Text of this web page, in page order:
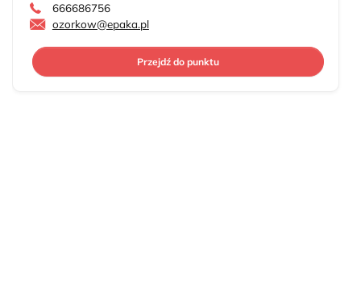
666686756
ozorkow@epaka.pl
Przejdź do punktu